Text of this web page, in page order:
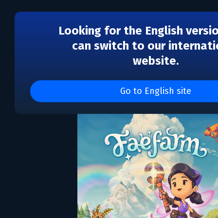
Looking for the English
can switch to our
website.
Go to English site
Fae Farm